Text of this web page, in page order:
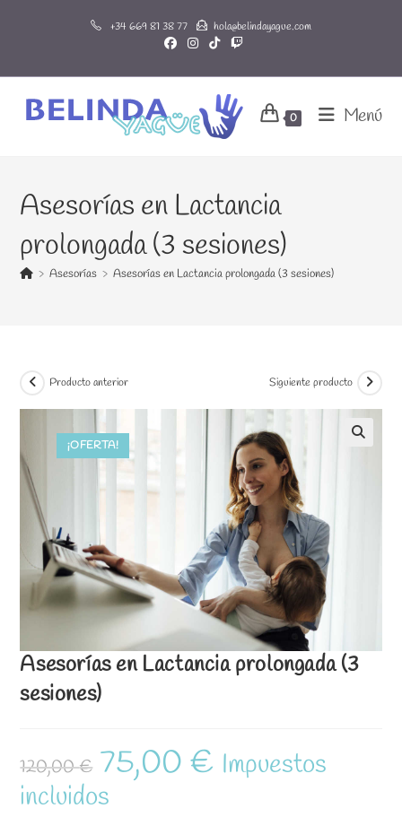
+34 669 81 38 77 hola@belindayague.com
0 Menú
Asesorías en Lactancia
prolongada (3 sesiones)
> Asesorías > Asesorías en Lactancia prolongada (3 sesiones)
¡OFERTA!
Producto anterior Siguiente producto
Asesorías en Lactancia prolongada (3
sesiones)
120,00€
El
precio
original
era:
120,00 €.
75,00 € El
precio
actual
Impuestos
incluidos